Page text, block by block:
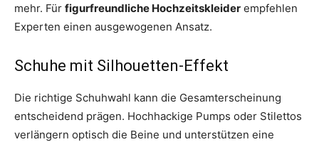
mehr. Für figurfreundliche Hochzeitskleider empfehlen
Experten einen ausgewogenen Ansatz.
Schuhe mit Silhouetten-Effekt
Die richtige Schuhwahl kann die Gesamterscheinung
entscheidend prägen. Hochhackige Pumps oder Stilettos
verlängern optisch die Beine und unterstützen eine